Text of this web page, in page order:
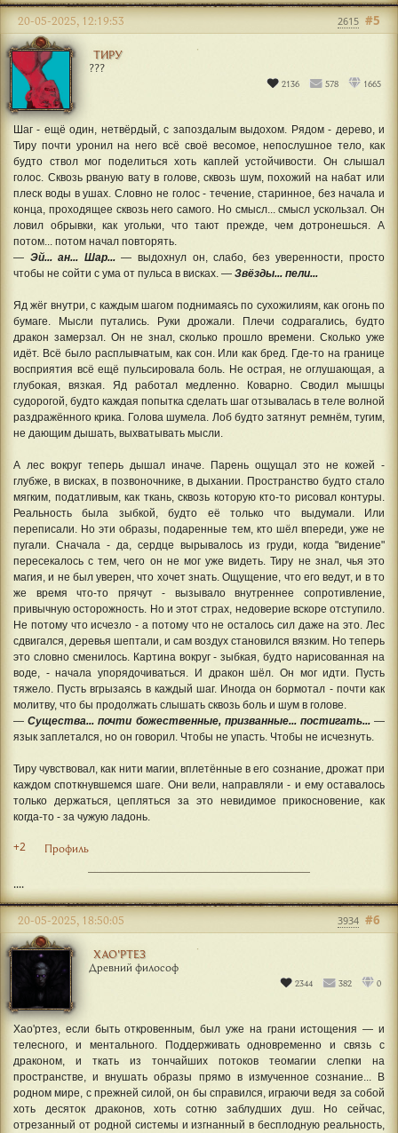
ТИРУ
???
2136 578 1665
#5
20-05-2025, 12:19:53 2615
Шаг - ещё один, нетвёрдый, с запоздалым выдохом. Рядом - дерево, и
Тиру почти уронил на него всё своё весомое, непослушное тело, как
будто ствол мог поделиться хоть каплей устойчивости. Он слышал
голос. Сквозь рваную вату в голове, сквозь шум, похожий на набат или
плеск воды в ушах. Словно не голос - течение, старинное, без начала и
конца, проходящее сквозь него самого. Но смысл... смысл ускользал. Он
ловил обрывки, как угольки, что тают прежде, чем дотронешься. А
потом... потом начал повторять.
— Эй... ан... Шар...— выдохнул он, слабо, без уверенности, просто
чтобы не сойти с ума от пульса в висках. — Звёзды... пели...
Яд жёг внутри, с каждым шагом поднимаясь по сухожилиям, как огонь по
бумаге. Мысли путались. Руки дрожали. Плечи содрагались, будто
дракон замерзал. Он не знал, сколько прошло времени. Сколько уже
идёт. Всё было расплывчатым, как сон. Или как бред. Где-то на границе
восприятия всё ещё пульсировала боль. Не острая, не оглушающая, а
глубокая, вязкая. Яд работал медленно. Коварно. Сводил мышцы
судорогой, будто каждая попытка сделать шаг отзывалась в теле волной
раздражённого крика. Голова шумела. Лоб будто затянут ремнём, тугим,
не дающим дышать, выхватывать мысли.
А лес вокруг теперь дышал иначе. Парень ощущал это не кожей -
глубже, в висках, в позвоночнике, в дыхании. Пространство будто стало
мягким, податливым, как ткань, сквозь которую кто-то рисовал контуры.
Реальность была зыбкой, будто её только что выдумали. Или
переписали. Но эти образы, подаренные тем, кто шёл впереди, уже не
пугали. Сначала - да, сердце вырывалось из груди, когда "видение"
пересекалось с тем, чего он не мог уже видеть. Тиру не знал, чья это
магия, и не был уверен, что хочет знать. Ощущение, что его ведут, и в то
же время что-то прячут - вызывало внутреннее сопротивление,
привычную осторожность. Но и этот страх, недоверие вскоре отступило.
Не потому что исчезло - а потому что не осталось сил даже на это. Лес
сдвигался, деревья шептали, и сам воздух становился вязким. Но теперь
это словно сменилось. Картина вокруг - зыбкая, будто нарисованная на
воде, - начала упорядочиваться. И дракон шёл. Он мог идти. Пусть
тяжело. Пусть вгрызаясь в каждый шаг. Иногда он бормотал - почти как
молитву, что бы продолжать слышать сквозь боль и шум в голове.
—Существа... почти божественные, призванные... постигать...—
язык заплетался, но он говорил. Чтобы не упасть. Чтобы не исчезнуть.
Тиру чувствовал, как нити магии, вплетённые в его сознание, дрожат при
каждом споткнувшемся шаге. Они вели, направляли - и ему оставалось
только держаться, цепляться за это невидимое прикосновение, как
когда-то - за чужую ладонь.
+2 Профиль
....
ХАО'РТЕЗ
Древний философ
2344 382 0
#6
20-05-2025, 18:50:05 3934
Хао'ртез, если быть откровенным, был уже на грани истощения — и
телесного, и ментального. Поддерживать одновременно и связь с
драконом, и ткать из тончайших потоков теомагии слепки на
пространстве, и внушать образы прямо в измученное сознание... В
родном мире, с прежней силой, он бы справился, играючи ведя за собой
хоть десяток драконов, хоть сотню заблудших душ. Но сейчас,
отрезанный от родной системы и изгнанный в бесплодную реальность,